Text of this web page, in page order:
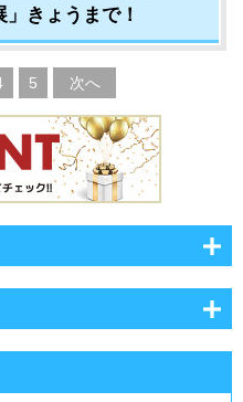
きょうまで！
5 次へ